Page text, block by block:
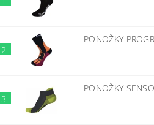
2.
PONOŽKY
3.
PONOŽKY